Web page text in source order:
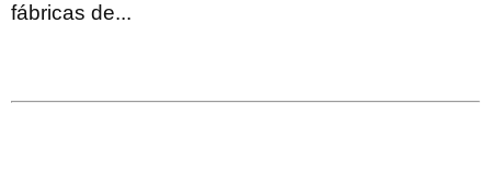
fábricas de...